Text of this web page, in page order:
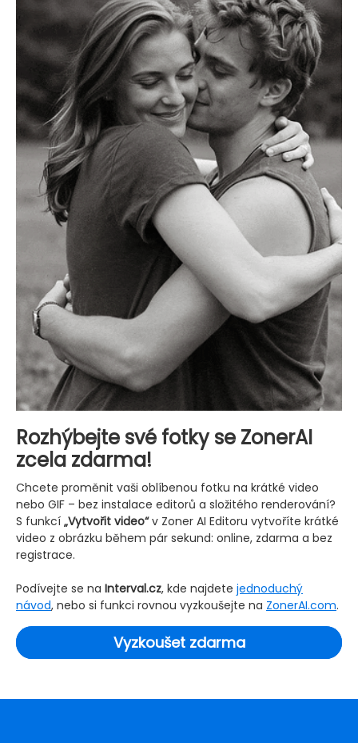
Rozhýbejte své fotky se ZonerAI
zcela zdarma!
Chcete proměnit vaši oblíbenou fotku na krátké video
nebo GIF – bez instalace editorů a složitého renderování?
S funkcí „Vytvořit video“v Zoner AI Editoru vytvoříte krátké
video z obrázku během pár sekund: online, zdarma a bez
registrace.
Podívejte se na Interval.cz, kde najdete jednoduchý
návod, nebo si funkci rovnou vyzkoušejte na ZonerAI.com.
Vyzkoušet zdarma